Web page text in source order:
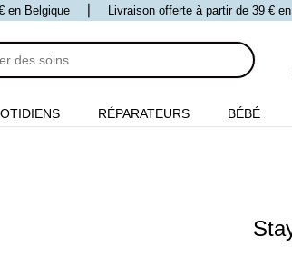
€ en Belgique ⎪ Livraison offerte à partir de 39 €
RÉPARATEURS BÉBÉ